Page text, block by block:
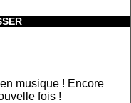
musique ! Encore
fois !